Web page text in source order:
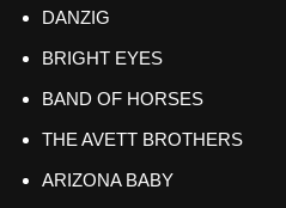
DANZIG
BRIGHT EYES
BAND OF HORSES
THE AVETT BROTHERS
ARIZONA BABY